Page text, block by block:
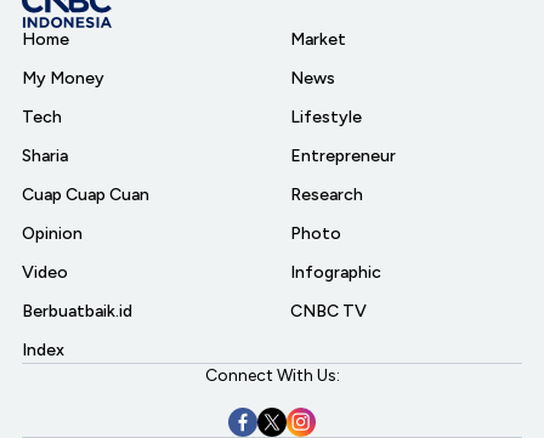
Home
My Money
Tech
Sharia
Cuap Cuap Cuan
Opinion
Video
Berbuatbaik.id
Index
Market
News
Lifestyle
Entrepreneur
Research
Photo
Infographic
CNBC TV
Connect With Us: